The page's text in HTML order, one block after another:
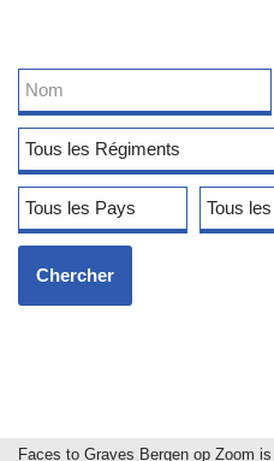
Faces to Graves Bergen op Zoom